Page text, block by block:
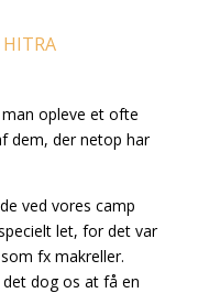
HITRA
opleve et ofte
dem, der netop har
ved vores camp
let, for det var
fx makreller.
dog os at få en